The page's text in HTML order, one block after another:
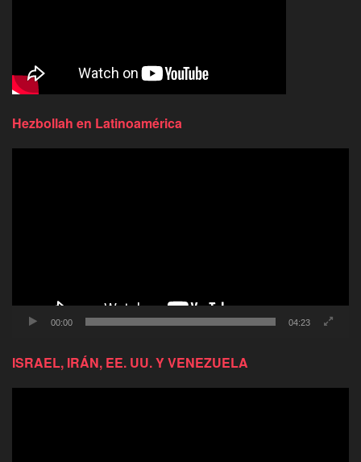
Hezbollah en Latinoamérica
00:00 04:23
ISRAEL, IRÁN, EE. UU. Y VENEZUELA